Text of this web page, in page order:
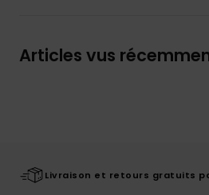
Articles vus
Livraison et retours gratuits